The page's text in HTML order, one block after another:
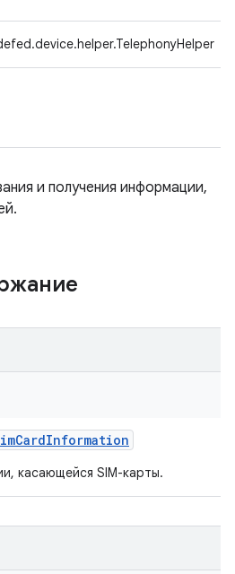
и получения информации,
CardInformation
касающейся SIM-карты.